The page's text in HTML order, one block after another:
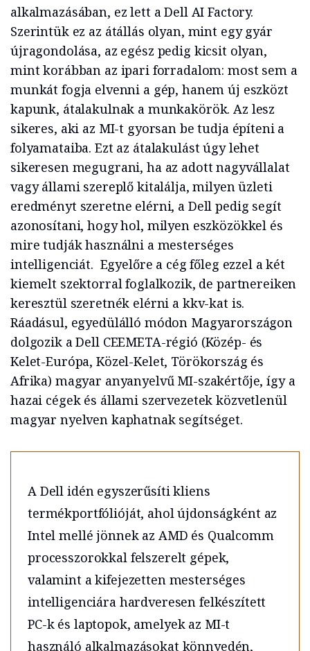
alkalmazásában, ez lett a Dell AI Factory.
Szerintük ez az átállás olyan, mint egy gyár
újragondolása, az egész pedig kicsit olyan,
mint korábban az ipari forradalom: most sem a
munkát fogja elvenni a gép, hanem új eszközt
kapunk, átalakulnak a munkakörök. Az lesz
sikeres, aki az MI-t gyorsan be tudja építeni a
folyamataiba. Ezt az átalakulást úgy lehet
sikeresen megugrani, ha az adott nagyvállalat
vagy állami szereplő kitalálja, milyen üzleti
eredményt szeretne elérni, a Dell pedig segít
azonosítani, hogy hol, milyen eszközökkel és
mire tudják használni a mesterséges
intelligenciát. Egyelőre a cég főleg ezzel a két
kiemelt szektorral foglalkozik, de partnereiken
keresztül szeretnék elérni a kkv-kat is.
Ráadásul, egyedülálló módon Magyarországon
dolgozik a Dell CEEMETA-régió (Közép- és
Kelet-Európa, Közel-Kelet, Törökország és
Afrika) magyar anyanyelvű MI-szakértője, így a
hazai cégek és állami szervezetek közvetlenül
magyar nyelven kaphatnak segítséget.
A Dell idén egyszerűsíti kliens
termékportfólióját, ahol újdonságként az
Intel mellé jönnek az AMD és Qualcomm
processzorokkal felszerelt gépek,
valamint a kifejezetten mesterséges
intelligenciára hardveresen felkészített
PC-k és laptopok, amelyek az MI-t
használó alkalmazásokat könnyedén,